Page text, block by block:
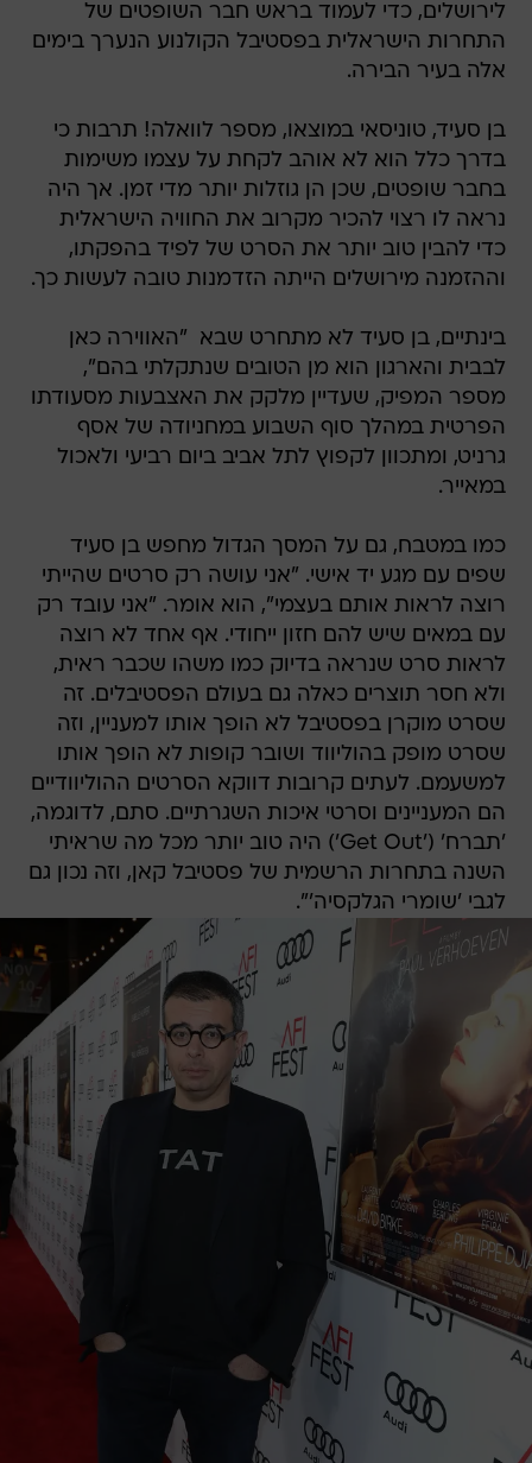
לירושלים, כדי לעמוד בראש חבר השופטים של
התחרות הישראלית בפסטיבל הקולנוע הנערך בימים
אלה בעיר הבירה.
בן סעיד, טוניסאי במוצאו, מספר לוואלה! תרבות כי
בדרך כלל הוא לא אוהב לקחת על עצמו משימות
בחבר שופטים, שכן הן גוזלות יותר מדי זמן. אך היה
נראה לו רצוי להכיר מקרוב את החוויה הישראלית
כדי להבין טוב יותר את הסרט של לפיד בהפקתו,
וההזמנה מירושלים הייתה הזדמנות טובה לעשות כך.
בינתיים, בן סעיד לא מתחרט שבא  "האווירה כאן
לבבית והארגון הוא מן הטובים שנתקלתי בהם",
מספר המפיק, שעדיין מלקק את האצבעות מסעודתו
הפרטית במהלך סוף השבוע במחניודה של אסף
גרניט, ומתכוון לקפוץ לתל אביב ביום רביעי ולאכול
במאייר.
כמו במטבח, גם על המסך הגדול מחפש בן סעיד
שפים עם מגע יד אישי. "אני עושה רק סרטים שהייתי
רוצה לראות אותם בעצמי", הוא אומר. "אני עובד רק
עם במאים שיש להם חזון ייחודי. אף אחד לא רוצה
לראות סרט שנראה בדיוק כמו משהו שכבר ראית,
ולא חסר תוצרים כאלה גם בעולם הפסטיבלים. זה
שסרט מוקרן בפסטיבל לא הופך אותו למעניין, וזה
שסרט מופק בהוליווד ושובר קופות לא הופך אותו
למשעמם. לעתים קרובות דווקא הסרטים ההוליוודיים
הם המעניינים וסרטי איכות השגרתיים. סתם, לדוגמה,
'תברח' ('Get Out') היה טוב יותר מכל מה שראיתי
השנה בתחרות הרשמית של פסטיבל קאן, וזה נכון גם
לגבי 'שומרי הגלקסיה'".